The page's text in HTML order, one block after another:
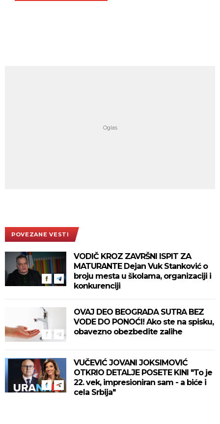
POVEZANE VESTI
VODIČ KROZ ZAVRŠNI ISPIT ZA
MATURANTE Dejan Vuk Stanković o
broju mesta u školama, organizaciji i
konkurenciji
OVAJ DEO BEOGRADA SUTRA BEZ
VODE DO PONOĆI! Ako ste na spisku,
obavezno obezbedite zalihe
VUČEVIĆ JOVANI JOKSIMOVIĆ
OTKRIO DETALJE POSETE KINI "To je
22. vek, impresioniran sam - a biće i
cela Srbija"